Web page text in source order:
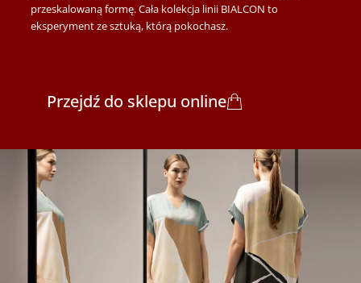
przeskalowaną formę. Cała kolekcja linii BIALCON to
eksperyment ze sztuką, którą pokochasz.
Przejdź do sklepu online